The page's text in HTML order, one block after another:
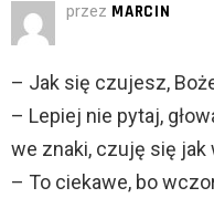
przez MARCIN
– Jak się czujesz,
– Lepiej nie pytaj,
we znaki, czuję się jak
– To ciekawe, bo